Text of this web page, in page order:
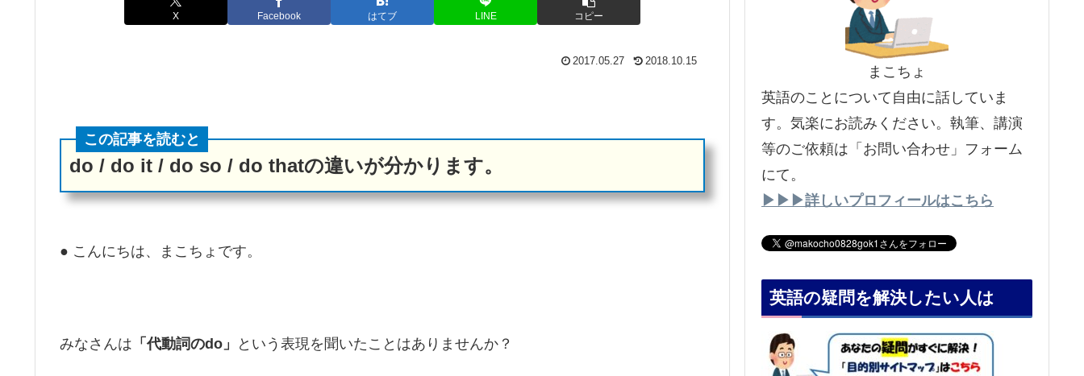
X Facebook はてブ LINE コピー
2017.05.27 2018.10.15
この記事を読むと
do / do it / do so / do thatの違いが分かります。
● こんにちは、まこちょです。
みなさんは 「代動詞のdo」 という表現を聞いたことはありませんか？
まこちょ
英語のことについて自由に話していま
す。気楽にお読みください。執筆、講演
等のご依頼は「お問い合わせ」フォーム
にて。
▶▶▶詳しいプロフィールはこちら
英語の疑問を解決したい人は